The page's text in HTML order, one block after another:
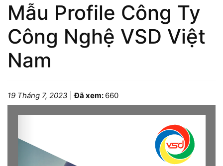
Mẫu Profile Công Ty
Công Nghệ VSD Việt
Nam
19 Tháng 7, 2023 |Đã xem: 660